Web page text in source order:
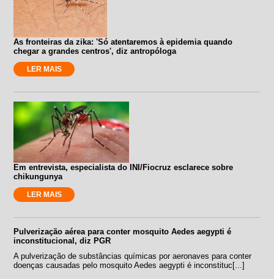
As fronteiras da zika: 'Só atentaremos à epidemia quando
chegar a grandes centros', diz antropóloga
LER MAIS
Em entrevista, especialista do INI/Fiocruz esclarece sobre
chikungunya
LER MAIS
Pulverização aérea para conter mosquito Aedes aegypti é
inconstitucional, diz PGR
A pulverização de substâncias químicas por aeronaves para conter
doenças causadas pelo mosquito Aedes aegypti é inconstituc[...]